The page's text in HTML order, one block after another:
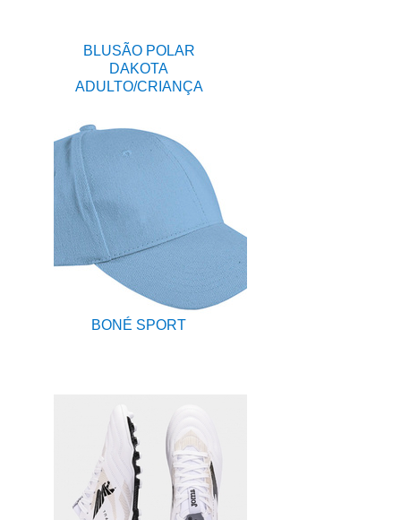
BLUSÃO POLAR
DAKOTA
ADULTO/CRIANÇA
BONÉ SPORT